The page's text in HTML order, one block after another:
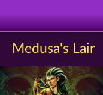
Medusa's Lair